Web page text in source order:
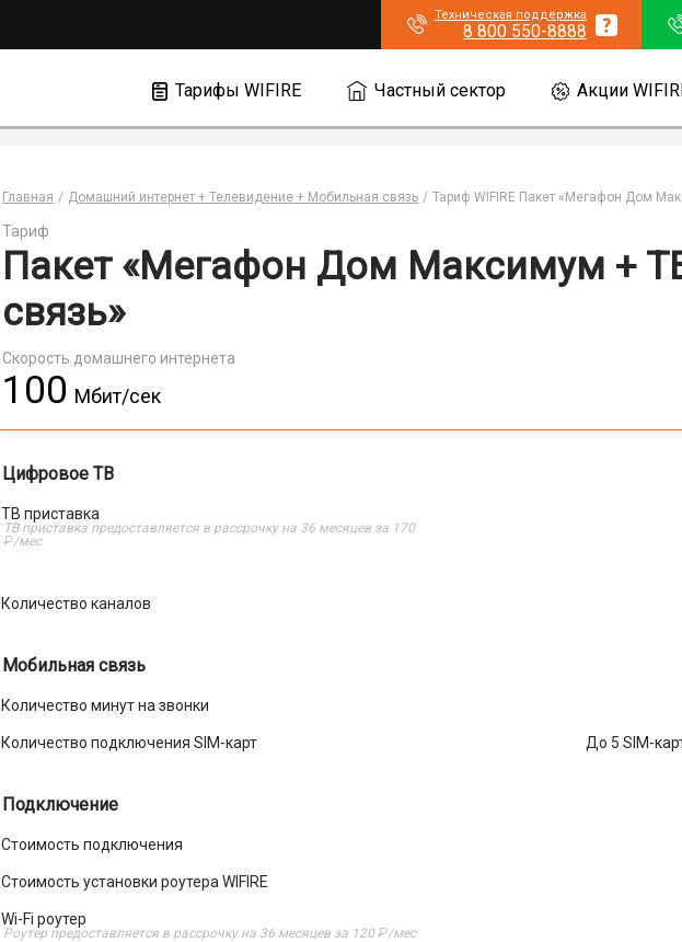
Техническая поддержка
8 800 550-8888
Тарифы WIFIRE Частный сектор Акции
Главная Домашний интернет + Телевидение + Мобильная связь Тариф WIFIRE Пакет «Мегафон Дом
Тариф
Пакет «Мегафон Дом Максимум +
связь»
Скорость домашнего интернета
100 Мбит/cек
Цифровое ТВ
ТВ приставка
ТВ приставка предоставляется в рассрочку на 36 месяцев за 170
₽/мес
Количество каналов
Мобильная связь
Количество минут на звонки
Количество подключения SIM-карт До 5 SIM-
Подключение
Стоимость подключения
Стоимость установки роутера WIFIRE
Wi-Fi роутер
Роутер предоставляется в рассрочку на 36 месяцев за 120₽/мес